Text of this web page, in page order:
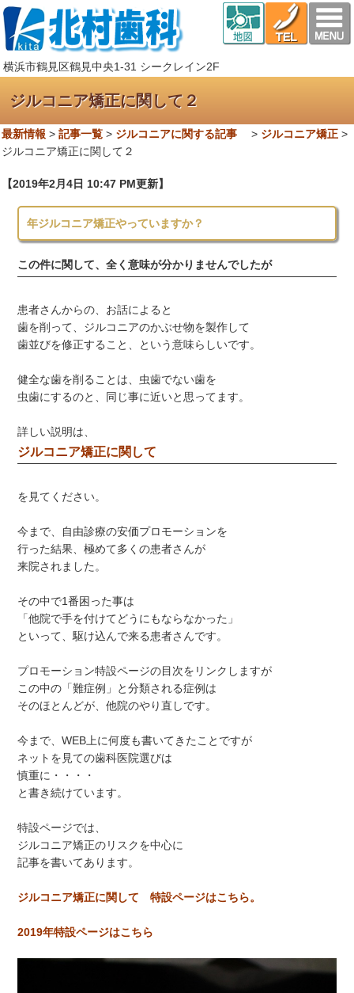
横浜市鶴見区鶴見中央1-31 シークレイン2F
ジルコニア矯正に関して２
最新情報 > 記事一覧 > ジルコニアに関する記事 > ジルコニア矯正 >
ジルコニア矯正に関して２
【2019年2月4日 10:47 PM更新】
年ジルコニア矯正やっていますか？
この件に関して、全く意味が分かりませんでしたが
患者さんからの、お話によると
歯を削って、ジルコニアのかぶせ物を製作して
歯並びを修正すること、という意味らしいです。
健全な歯を削ることは、虫歯でない歯を
虫歯にするのと、同じ事に近いと思ってます。
詳しい説明は、
ジルコニア矯正に関して
を見てください。
今まで、自由診療の安価プロモーションを
行った結果、極めて多くの患者さんが
来院されました。
その中で1番困った事は
「他院で手を付けてどうにもならなかった」
といって、駆け込んで来る患者さんです。
プロモーション特設ページの目次をリンクしますが
この中の「難症例」と分類される症例は
そのほとんどが、他院のやり直しです。
今まで、WEB上に何度も書いてきたことですが
ネットを見ての歯科医院選びは
慎重に・・・・
と書き続けています。
特設ページでは、
ジルコニア矯正のリスクを中心に
記事を書いてあります。
ジルコニア矯正に関して 特設ページはこちら。
2019年特設ページはこちら